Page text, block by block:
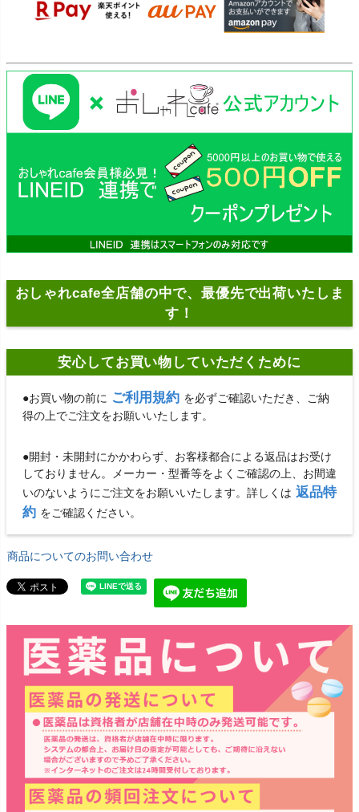
おしゃれcafe全店舗の中で、最優先で出荷いたしま
す！
安心してお買い物していただくために
●お買い物の前に ご利用規約 を必ずご確認いただき、ご納
得の上でご注文をお願いいたします。
●開封・未開封にかかわらず、お客様都合による返品はお受け
しておりません。メーカー・型番等をよくご確認の上、お間違
いのないようにご注文をお願いいたします。詳しくは 返品特
約 をご確認ください。
商品についてのお問い合わせ